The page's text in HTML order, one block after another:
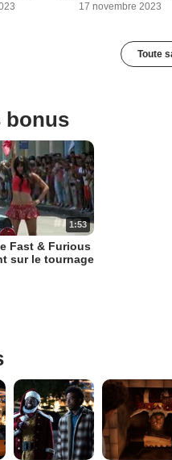
17 novembre 2023
Toute
bonus
1:53
Fast & Furious
sur le tournage